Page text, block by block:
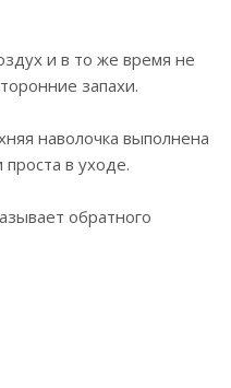
и в то же время не
запахи.
наволочка выполнена
в уходе.
обратного